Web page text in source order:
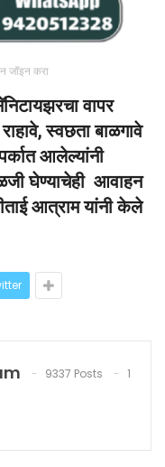
जॉइन करा
वापर
,स्वछता बाळगावे
आलेल्यांनी
घेण्याचेही आवाहन
आत्राम यांनी केले
9337 Posts
1